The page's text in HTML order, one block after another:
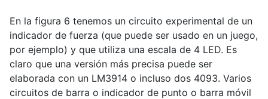
En la figura 6 tenemos un circuito experimental de un
indicador de fuerza (que puede ser usado en un juego,
por ejemplo) y que utiliza una escala de 4 LED. Es
claro que una versión más precisa puede ser
elaborada con un LM3914 o incluso dos 4093. Varios
circuitos de barra o indicador de punto o barra móvil